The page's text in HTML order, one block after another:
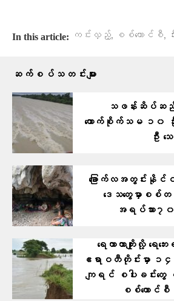
In this article: ကင်းလှည့်, စစ်ကောင်စီ,
ဆက်စပ်သတင်းများ
သဖန်းဆိပ်ဆ
ကောက်စိုက်သမ ၁၀ ဦးရ
ဦး သ
ခြောက်လအတွင်းနိုင်
ဒေသတွေမှာစ
အရပ်သား၇၀
ရေကာတာကျိုးလို့ ရ
ဧရာဝတီတိုင်းမှာ ၁
ကျရင် စပါးခင်းတွ
စစ်ကောင်